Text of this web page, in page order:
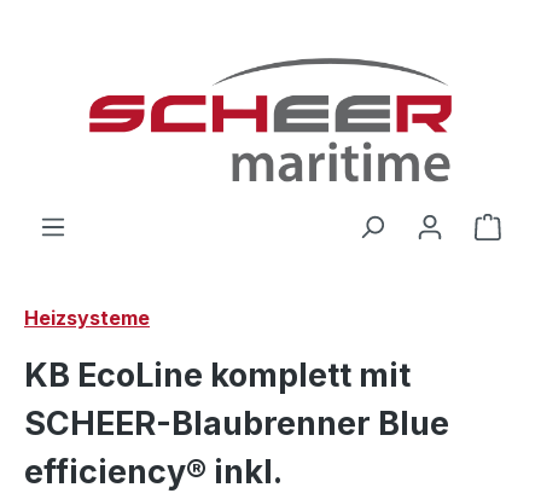
Heizsysteme
KB EcoLine komplett mit
SCHEER-Blaubrenner Blue
efficiency® inkl.